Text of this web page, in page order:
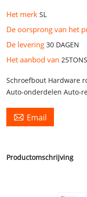
Het merkSL
De oorsprong van het
De levering30 DAGEN
Het aanbod van
Schroefbout Hardware
Auto-onderdelen Auto-
 Email
Productomschrijving